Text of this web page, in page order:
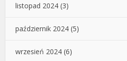
listopad 2024 (3)
październik 2024 (5)
wrzesień 2024 (6)